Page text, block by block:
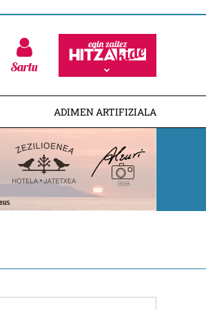
Sartu
ADIMEN ARTIFIZIALA